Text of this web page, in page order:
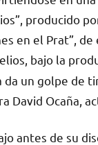
producido
en el Prat”,
bajo la
da un golpe de
David Ocaña,
antes de su